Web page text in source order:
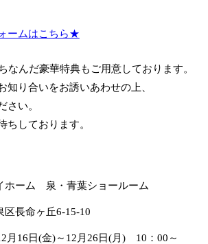
ームはこちら★
なんだ豪華特典もご用意しております。
知り合いをお誘いあわせの上、
さい。
ちしております。
ホーム 泉・青葉ショールーム
区長命ヶ丘6-15-10
月16日(金)～12月26日(月) 10：00～